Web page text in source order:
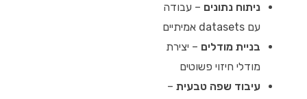
ניתוח נתונים – עבודה
עם datasets אמיתיים
בניית מודלים – יצירת
מודלי חיזוי פשוטים
עיבוד שפה טבעית –